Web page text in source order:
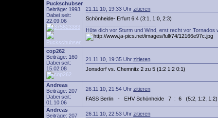
Puckschubser
Beiträge: 1993
Dabei seit:
22.09.06
21.11.10, 19:33 Uhr zitieren
Schönheide- Erfurt 6:4 (3:1, 1:0, 2:3)
Hüte dich vor Sturm und Wind, erst recht vor Tornados
cop262
Beiträge: 160
Dabei seit:
15.02.08
21.11.10, 19:35 Uhr zitieren
Jonsdorf vs. Chemnitz 2 zu 5 (1:2 1:2 0:1)
Andreas
Beiträge: 207
Dabei seit:
01.10.06
26.11.10, 21:54 Uhr zitieren
FASS Berlin - EHV Schönheide 7 : 6 (5:2, 1:2, 1:2)
Andreas
Beiträge: 207
26.11.10, 22:53 Uhr zitieren